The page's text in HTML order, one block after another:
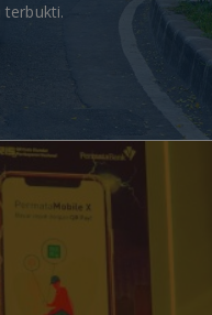
terbukti.